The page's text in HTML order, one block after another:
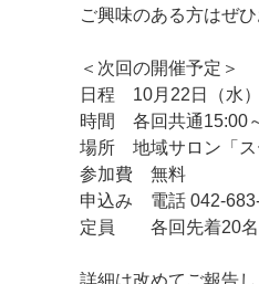
ご興味のある方はぜ
＜次回の開催予定＞
日程 10月22日（水）
時間 各回共通15:00
場所 地域サロン「ス
参加費 無料
申込み 電話 042-683-
定員 各回先着20名
マイメディア検索